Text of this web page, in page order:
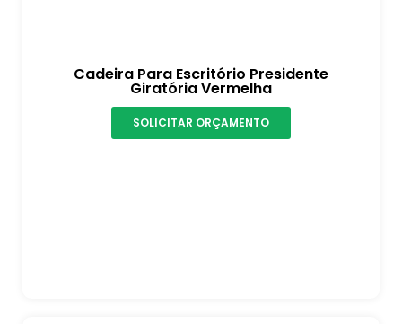
Cadeira Para Escritório Presidente
Giratória Vermelha
SOLICITAR ORÇAMENTO